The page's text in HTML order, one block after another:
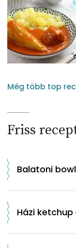
Még több top
Friss
Balatoni bowl
Házi